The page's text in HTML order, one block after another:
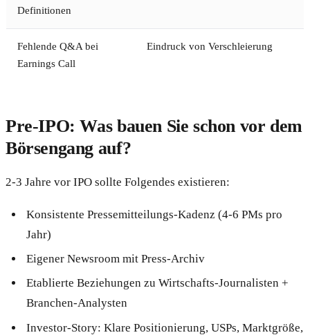
Definitionen
Fehlende Q&A bei
Earnings Call
Eindruck von Verschleierung
Pre-IPO: Was bauen Sie schon vor dem
Börsengang auf?
2-3 Jahre vor IPO sollte Folgendes existieren:
Konsistente Pressemitteilungs-Kadenz (4-6 PMs pro
Jahr)
Eigener Newsroom mit Press-Archiv
Etablierte Beziehungen zu Wirtschafts-Journalisten +
Branchen-Analysten
Investor-Story: Klare Positionierung, USPs, Marktgröße,